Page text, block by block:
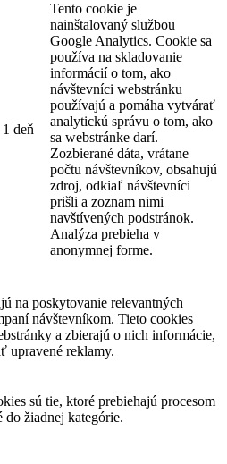
1 deň
Tento cookie je
nainštalovaný službou
Google Analytics. Cookie sa
používa na skladovanie
informácií o tom, ako
návštevníci webstránku
používajú a pomáha vytvárať
analytickú správu o tom, ako
sa webstránke darí.
Zozbierané dáta, vrátane
počtu návštevníkov, obsahujú
zdroj, odkiaľ návštevníci
prišli a zoznam nimi
navštívených podstránok.
Analýza prebieha v
anonymnej forme.
na poskytovanie relevantných
návštevníkom. Tieto cookies
a zbierajú o nich informácie,
upravené reklamy.
sú tie, ktoré prebiehajú procesom
do žiadnej kategórie.